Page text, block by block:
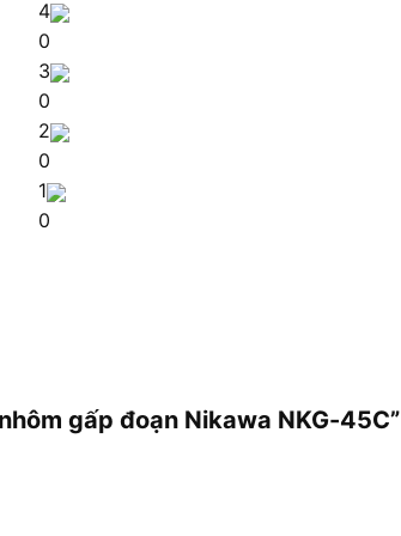
4
0
3
0
2
0
1
0
gấp đoạn Nikawa NKG-45C”